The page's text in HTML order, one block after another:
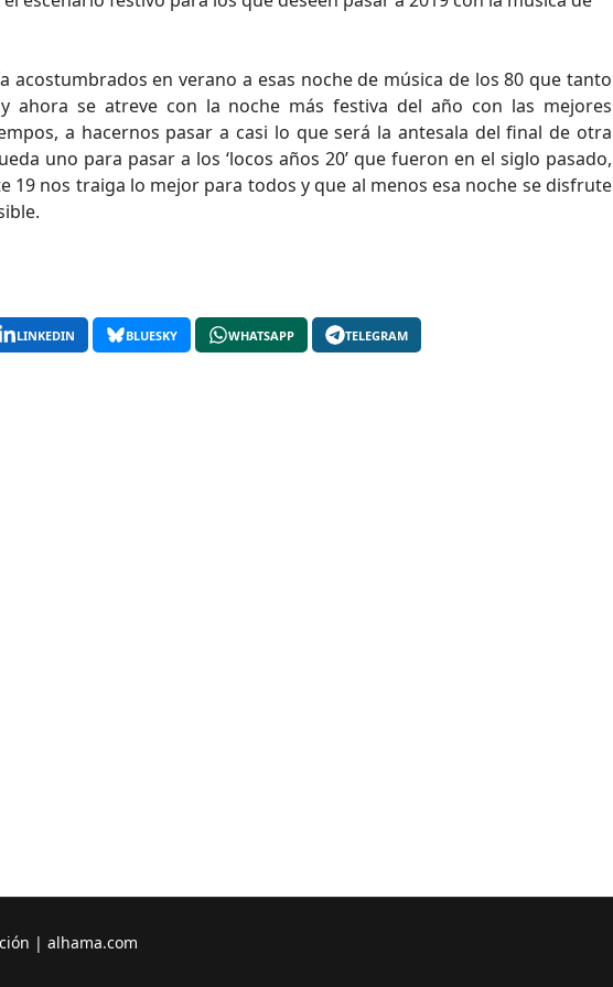
acostumbrados en verano a esas noche de música de los 80 que tanto
ahora se atreve con la noche más festiva del año con las mejores
a hacernos pasar a casi lo que será la antesala del final de otra
uno para pasar a los ‘locos años 20’ que fueron en el siglo pasado,
19 nos traiga lo mejor para todos y que al menos esa noche se disfrute
LINKEDIN BLUESKY WHATSAPP TELEGRAM
| alhama.com